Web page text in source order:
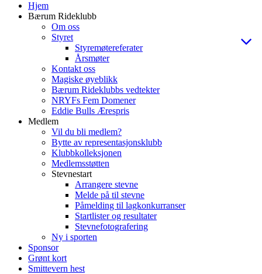
Hjem
Bærum Rideklubb
Om oss
Styret
Styremøtereferater
Årsmøter
Kontakt oss
Magiske øyeblikk
Bærum Rideklubbs vedtekter
NRYFs Fem Domener
Eddie Bulls Ærespris
Medlem
Vil du bli medlem?
Bytte av representasjonsklubb
Klubbkolleksjonen
Medlemsstøtten
Stevnestart
Arrangere stevne
Melde på til stevne
Påmelding til lagkonkurranser
Startlister og resultater
Stevnefotografering
Ny i sporten
Sponsor
Grønt kort
Smittevern hest